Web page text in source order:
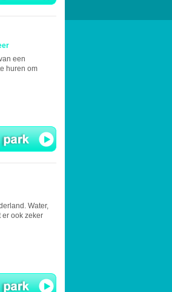
een
huren om
Water,
er ook zeker